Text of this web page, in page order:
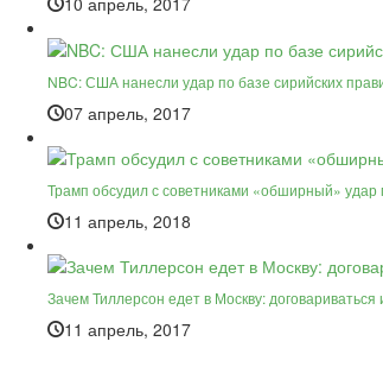
NBC: США нанесли удар по базе сирийских
07 апрель, 2017
Трамп обсудил с советниками «обширный» удар
11 апрель, 2018
Зачем Тиллерсон едет в Москву: договариваться
11 апрель, 2017